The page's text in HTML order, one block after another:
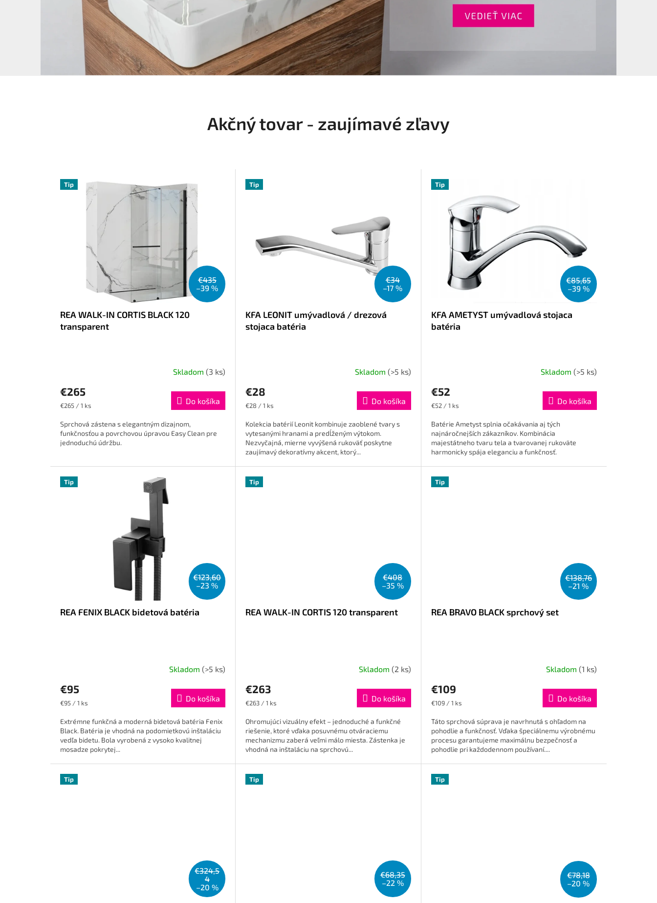
Akčný tovar - zaujímavé zľavy
Tip
€435
–39 %
REA WALK-IN CORTIS BLACK 120
transparent
Skladom (3 ks)
€265
Jednotková
€265 / 1 ks Do košíka
Sprchová zástena s elegantným dizajnom,
funkčnosťou a povrchovou úpravou Easy Clean pre
jednoduchú údržbu.
Tip
€34
–17 %
KFA LEONIT umývadlová / drezová
stojaca batéria
Skladom (>5 ks)
€28
Jednotková
€28 / 1 ks Do košíka
Kolekcia batérií Leonit kombinuje zaoblené tvary s
vytesanými hranami a predĺženým výtokom.
Nezvyčajná, mierne vyvýšená rukoväť poskytne
zaujímavý dekoratívny akcent, ktorý...
Tip
€85,65
–39 %
KFA AMETYST umývadlová stojaca
batéria
Skladom (>5 ks)
€52
Jednotková
€52 / 1 ks Do košíka
Batérie Ametyst splnia očakávania aj tých
najnáročnejších zákazníkov. Kombinácia
majestátneho tvaru tela a tvarovanej rukoväte
harmonicky spája eleganciu a funkčnosť.
Tip
€123,60
–23 %
REA FENIX BLACK bidetová batéria
Skladom (>5 ks)
€95
Jednotková
€95 / 1 ks Do košíka
Extrémne funkčná a moderná bidetová batéria Fenix ​​​​
Black. Batéria je vhodná na podomietkovú inštaláciu
vedľa bidetu. Bola vyrobená z vysoko kvalitnej
mosadze pokrytej...
Tip
€408
–35 %
REA WALK-IN CORTIS 120 transparent
Skladom (2 ks)
€263
Jednotková
€263 / 1 ks Do košíka
Ohromujúci vizuálny efekt – jednoduché a funkčné
riešenie, ktoré vďaka posuvnému otváraciemu
mechanizmu zaberá veľmi málo miesta. Zástenka je
vhodná na inštaláciu na sprchovú...
Tip
€138,76
–21 %
REA BRAVO BLACK sprchový set
Skladom (1 ks)
€109
Jednotková
€109 / 1 ks Do košíka
Táto sprchová súprava je navrhnutá s ohľadom na
pohodlie a funkčnosť. Vďaka špeciálnemu výrobnému
procesu garantujeme maximálnu bezpečnosť a
pohodlie pri každodennom používaní....
Tip
€324,5
4
–20 %
Tip
€68,35
–22 %
Tip
€78,18
–20 %